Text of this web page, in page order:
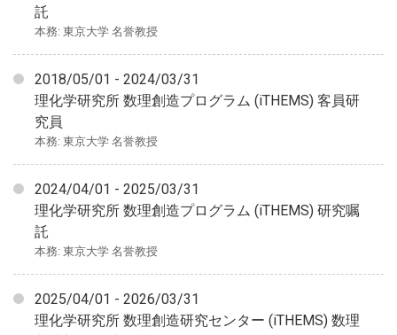
託
本務: 東京大学 名誉教授
2018/05/01 - 2024/03/31
理化学研究所 数理創造プログラム (iTHEMS) 客員研
究員
本務: 東京大学 名誉教授
2024/04/01 - 2025/03/31
理化学研究所 数理創造プログラム (iTHEMS) 研究嘱
託
本務: 東京大学 名誉教授
2025/04/01 - 2026/03/31
理化学研究所 数理創造研究センター (iTHEMS) 数理